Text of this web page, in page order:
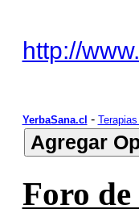
http://
YerbaSana.cl -
Foro